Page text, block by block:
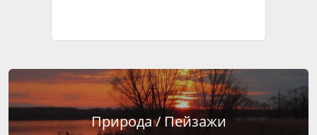
Природа / Пейзажи